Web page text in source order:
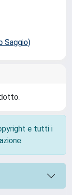
Saggio)
e tutti i